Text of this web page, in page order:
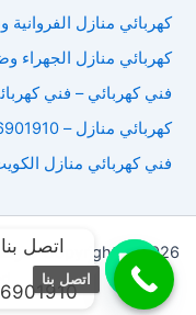
كهربائي منازل الفروانية وضواحيها
كهربائي منازل الجهراء وضواحيها 66901910
فني كهربائي – فني كهربائي
كهربائي منازل – 66901910 – فني كهربائي – كهربائي الكويت
فني كهربائي منازل الكويت |
Copyright © 2026 شركة الوفاق العالمية للتركيبات الكهربائية |
اتصل بنا
اتصل بنا